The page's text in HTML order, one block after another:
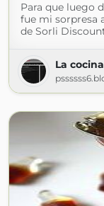
Para que luego
fue mi sorpresa
de Sorli
La